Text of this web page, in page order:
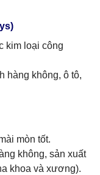
kim loại công
hàng không, ô tô,
mòn tốt.
không, sản xuất
khoa và xương).